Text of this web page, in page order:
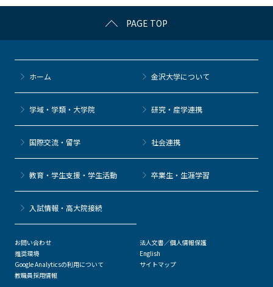
c
e
b
o
o
k
itt
er
c
k
et
e
n
a
e
PAGE TOP
ホーム 金沢大学について
学域・学類・大学院 研究・産学連携
国際交流・留学 社会連携
教育・学生支援・学生活動 卒業生・生涯学習
⼊試情報・高大院接続
お問い合わせ
推奨環境
Google Analyticsの利用について
教職員採用情報
法人文書／個人情報保護
English
サイトマップ